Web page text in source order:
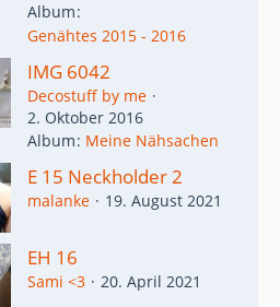
Album
Genähtes 2015 - 2016
IMG 6042
Decostuff by me
2. Oktober 2016
Album Meine Nähsachen
E 15 Neckholder 2
malanke 19. August 2021
EH 16
Sami <3 20. April 2021